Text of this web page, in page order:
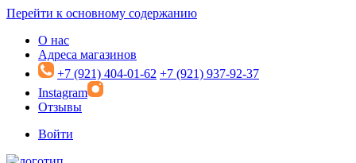
Перейти к основному содержанию
О нас
Адреса магазинов
+7 (921) 404-01-62 +7 (921) 937-92-37
Instagram
Отзывы
Войти